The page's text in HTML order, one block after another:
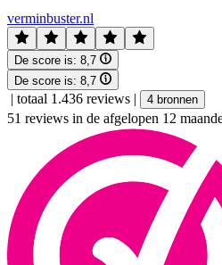
verminbuster.nl
De score is: 8,7
De score is: 8,7
| totaal 1.436 reviews | 4 bronnen
51 reviews in de afgelopen 12